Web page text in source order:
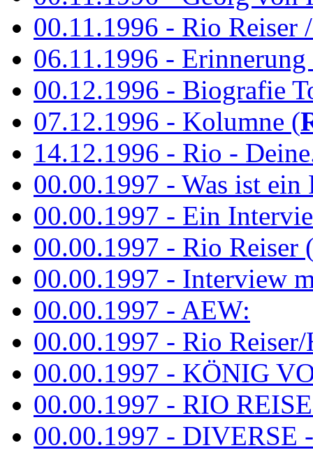
00.11.1996 - Rio Reiser
06.11.1996 -
00.12.1996 - Biografie
07.12.1996 - Kolumne (
14.12.1996 - Rio -
00.00.1997 - Was ist ein
00.00.1997 - Ein
00.00.1997 - Rio Reiser
00.00.1997 - Interview
00.00.1997 - AEW:
00.00.1997 - Rio Reiser/
00.00.1997 - KÖNIG
00.00.1997 - RIO
00.00.1997 - DIVERSE